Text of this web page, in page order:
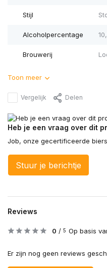
Stijl
Alcoholpercentage
Brouwerij
Toon meer
Vergelijk Delen
Heb je een vraag over dit
Job, onze gecertificeerde
Stuur je berichtje
Reviews
0 / 5 Op basis
Er zijn nog geen reviews